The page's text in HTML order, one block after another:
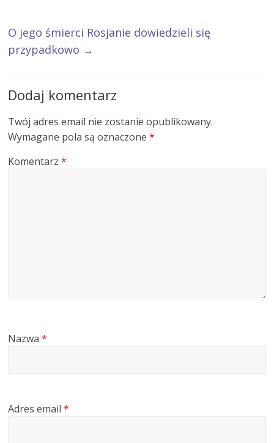
O jego śmierci Rosjanie dowiedzieli się
przypadkowo →
Dodaj komentarz
Twój adres email nie zostanie opublikowany.
Wymagane pola są oznaczone*
Komentarz*
Nazwa*
Adres email*